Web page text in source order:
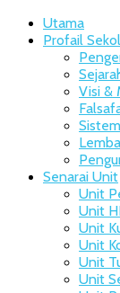
Utama
Profail
Visi &
Senarai Unit
Unit
Unit
Unit
Unit
Unit
Unit